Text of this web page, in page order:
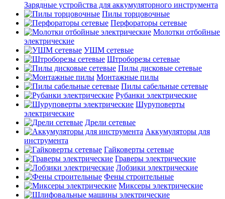
Зарядные устройства для аккумуляторного инструмента
Пилы торцовочные
Перфораторы сетевые
Молотки отбойные
электрические
УШМ сетевые
Штроборезы сетевые
Пилы дисковые сетевые
Монтажные пилы
Пилы сабельные сетевые
Рубанки электрические
Шуруповерты
электрические
Дрели сетевые
Аккумуляторы для
инструмента
Гайковерты сетевые
Граверы электрические
Лобзики электрические
Фены строительные
Миксеры электрические